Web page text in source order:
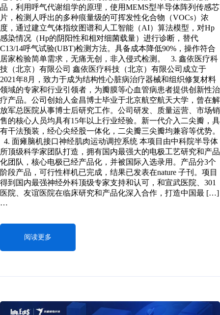
品，利用呼气代谢组学的原理，使用MEMS型半导体阵列传感芯
片，检测人呼出的多种痕量级的可挥发性化合物（VOCs）浓
度，通过建立气体指纹图谱和人工智能（AI）算法模型，对Hp
感染情况（Hp的阴阳性和相对细菌载量）进行诊断，替代
C13/14呼气试验(UBT)检测方法。具备成本降低90%，操作符合
居家检验简单需求，无痛无创，非入侵式检测。 3. 鑫依医疗科
技（北京）有限公司 鑫依医疗科技（北京）有限公司成立于
2021年8月，致力于成为结构性心脏病治疗器械和组织修复材料
领域的专家和行业引领者，为瓣膜等心血管病患者提供创新性治
疗产品。公司创始人金昌博士毕业于北京航空航天大学，曾在解
放军总医院从事博士后研究工作。公司研发、质量运营、市场销
售的核心人员均具有15年以上行业经验。新一代介入二尖瓣，具
有干法预装，经心尖经股一体化，二尖瓣三尖瓣均兼容等优势。
4. 面瘫脑机接口神经肌肉运动调控系统 本项目由中科院半导体
所顶级科学家团队打造，拥有国内最强大的电极工艺研究和产品
化团队，核心电极已经产品化，并被国际入选录用。产品分3个
阶段产品，可行性样机已完成，结果已发表在nature 子刊。项目
得到国内最强神经外科顶级专家支持和认可，和宣武医院、301
医院、友谊医院在临床研究和产品化深入合作，打造中国最 […]
…
阅读更多